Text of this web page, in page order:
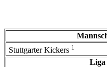
Stuttgarter Kickers 1
Liga